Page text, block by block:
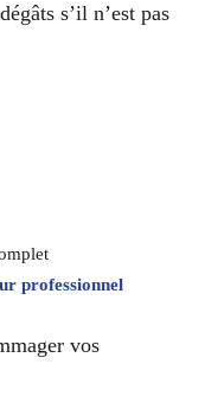
s’il n’est pas
professionnel
vos